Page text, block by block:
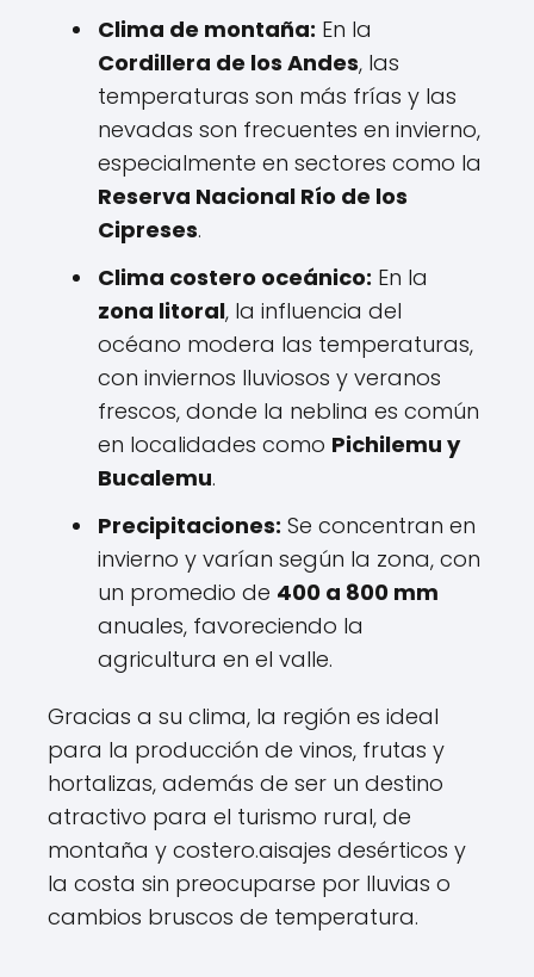
Clima de montaña: En la
Cordillera de los Andes, las
temperaturas son más frías y las
nevadas son frecuentes en invierno,
especialmente en sectores como la
Reserva Nacional Río de los
Cipreses.
Clima costero oceánico: En la
zona litoral, la influencia del
océano modera las temperaturas,
con inviernos lluviosos y veranos
frescos, donde la neblina es común
en localidades como Pichilemu y
Bucalemu.
Precipitaciones: Se concentran en
invierno y varían según la zona, con
un promedio de 400 a 800 mm
anuales, favoreciendo la
agricultura en el valle.
Gracias a su clima, la región es ideal
para la producción de vinos, frutas y
hortalizas, además de ser un destino
atractivo para el turismo rural, de
montaña y costero.aisajes desérticos y
la costa sin preocuparse por lluvias o
cambios bruscos de temperatura.